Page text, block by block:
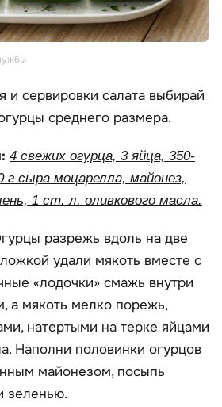
и сервировки салата выбирай
среднего размера.
4 свежих огурца, 3 яйца, 350-
г сыра моцарелла, майонез,
1 ст. л. оливкового масла.
разрежь вдоль на две
удали мякоть вместе с
«лодочки» смажь внутри
а мякоть мелко порежь,
натертыми на терке яйцами
Наполни половинки огурцов
майонезом, посыпь
зеленью.